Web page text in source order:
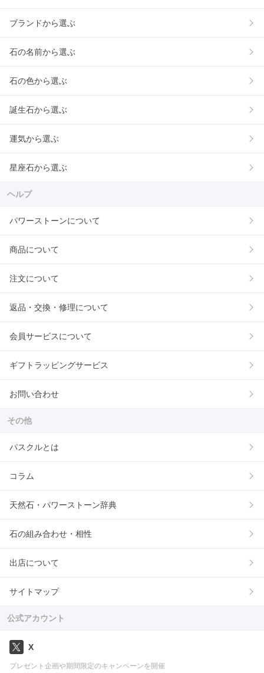
ブランドから選ぶ
石の名前から選ぶ
石の色から選ぶ
誕生石から選ぶ
運気から選ぶ
星座石から選ぶ
ヘルプ
パワーストーンについて
商品について
注文について
返品・交換・修理について
会員サービスについて
ギフトラッピングサービス
お問い合わせ
その他
パスクルとは
コラム
天然石・パワーストーン辞典
石の組み合わせ・相性
出店について
サイトマップ
公式アカウント
X
プレゼント企画や期間限定のキャンペーンを開催